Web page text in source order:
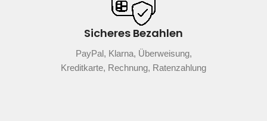
Sicheres Bezahlen
PayPal, Klarna, Überweisung,
Kreditkarte, Rechnung, Ratenzahlung